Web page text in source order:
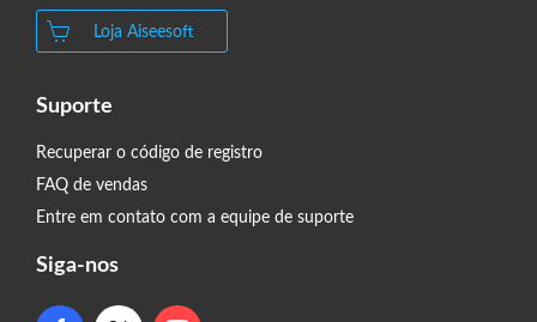
Loja Aiseesoft
Suporte
Recuperar o código de registro
FAQ de vendas
Entre em contato com a equipe de suporte
Siga-nos